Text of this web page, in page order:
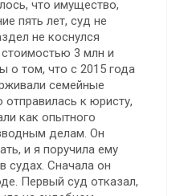
что имущество,
пять лет, суд не
не коснулся
3 млн и
о том, что с 2015 года
семейные
к юристу,
как опытного
делам. Он
и я поручила ему
судах. Сначала он
Первый суд отказал,